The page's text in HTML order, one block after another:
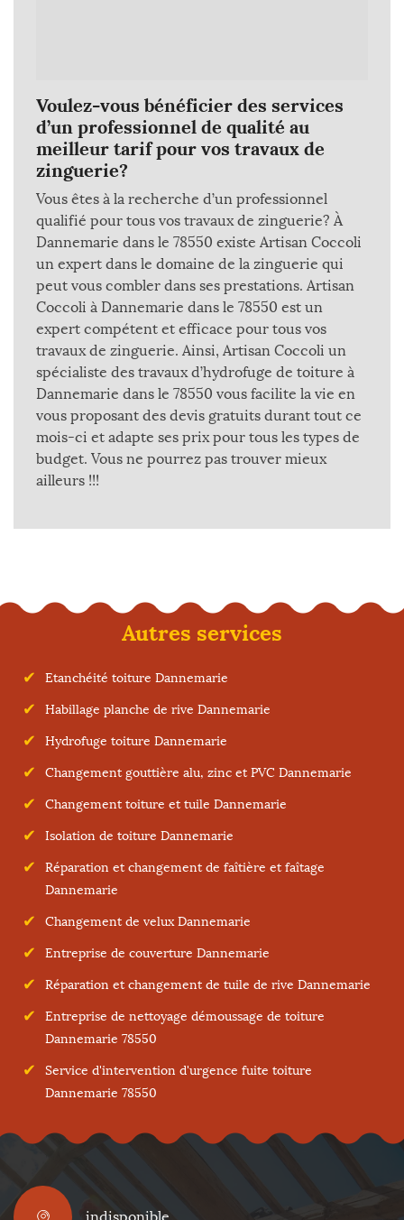
Voulez-vous bénéficier des services
d’un professionnel de qualité au
meilleur tarif pour vos travaux de
zinguerie?
Vous êtes à la recherche d’un professionnel
qualifié pour tous vos travaux de zinguerie? À
Dannemarie dans le 78550 existe Artisan Coccoli
un expert dans le domaine de la zinguerie qui
peut vous combler dans ses prestations. Artisan
Coccoli à Dannemarie dans le 78550 est un
expert compétent et efficace pour tous vos
travaux de zinguerie. Ainsi, Artisan Coccoli un
spécialiste des travaux d’hydrofuge de toiture à
Dannemarie dans le 78550 vous facilite la vie en
vous proposant des devis gratuits durant tout ce
mois-ci et adapte ses prix pour tous les types de
budget. Vous ne pourrez pas trouver mieux
ailleurs !!!
Autres services
Etanchéité toiture Dannemarie
Habillage planche de rive Dannemarie
Hydrofuge toiture Dannemarie
Changement gouttière alu, zinc et PVC Dannemarie
Changement toiture et tuile Dannemarie
Isolation de toiture Dannemarie
Réparation et changement de faîtière et faîtage
Dannemarie
Changement de velux Dannemarie
Entreprise de couverture Dannemarie
Réparation et changement de tuile de rive Dannemarie
Entreprise de nettoyage démoussage de toiture
Dannemarie 78550
Service d'intervention d'urgence fuite toiture
Dannemarie 78550